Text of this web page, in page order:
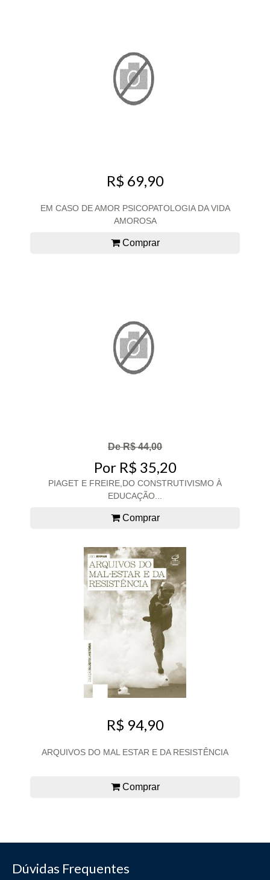
R$ 69,90
EM CASO DE AMOR PSICOPATOLOGIA DA VIDA
AMOROSA
Comprar
De R$ 44,00
Por R$ 35,20
PIAGET E FREIRE,DO CONSTRUTIVISMO À
EDUCAÇÃO...
Comprar
R$ 94,90
ARQUIVOS DO MAL ESTAR E DA RESISTÊNCIA
Comprar
Dúvidas Frequentes